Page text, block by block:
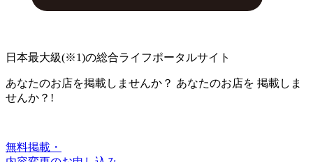
日本最大級(※1)の総合ライフポータルサイト
あなたのお店を掲載しませんか？ あなたのお店を 掲載しま
せんか？!
無料掲載・